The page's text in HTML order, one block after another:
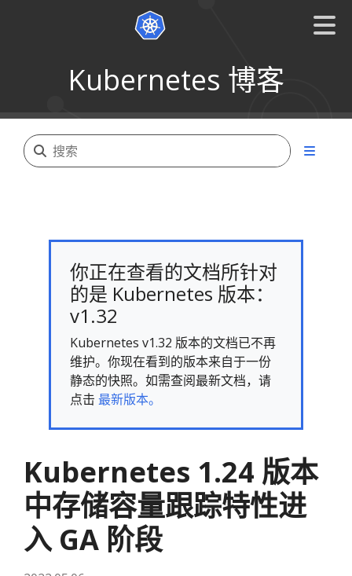
Kubernetes 博客
你正在查看的文档所针对
的是 Kubernetes 版本：
v1.32
Kubernetes v1.32 版本的文档已不再
维护。你现在看到的版本来自于一份
静态的快照。如需查阅最新文档，请
点击 最新版本。
Kubernetes 1.24 版本
中存储容量跟踪特性进
入 GA 阶段